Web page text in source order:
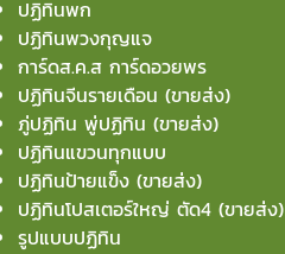
ปฏิทินพก
ปฏิทินพวงกุญแจ
การ์ดส.ค.ส การ์ดอวยพร
ปฏิทินจีนรายเดือน (ขายส่ง)
ภู่ปฏิทิน พู่ปฏิทิน (ขายส่ง)
ปฏิทินแขวนทุกแบบ
ปฏิทินป้ายแข็ง (ขายส่ง)
ปฏิทินโปสเตอร์ใหญ่ ตัด4 (ขายส่ง)
รูปแบบปฏิทิน